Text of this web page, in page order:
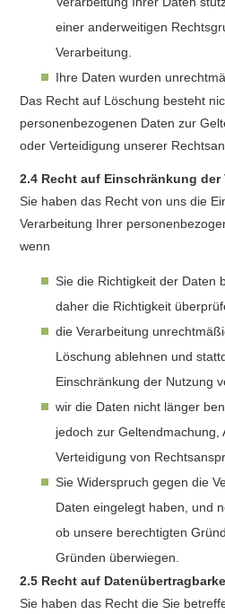
einer anderweitigen
Verarbeitung.
Ihre Daten wurden
Das Recht auf Löschung besteht
personenbezogenen Daten zur
oder Verteidigung unserer
2.4 Recht auf Einschränkung der
Sie haben das Recht von uns die
Verarbeitung Ihrer
wenn
Sie die Richtigkeit der Daten
daher die Richtigkeit
die Verarbeitung
Löschung ablehnen und
Einschränkung der Nutzung
wir die Daten nicht länger
jedoch zur Geltendmachung,
Verteidigung von
Sie Widerspruch gegen die
Daten eingelegt haben, und
ob unsere berechtigten
Gründen überwiegen.
2.5 Recht auf
Sie haben das Recht die Sie